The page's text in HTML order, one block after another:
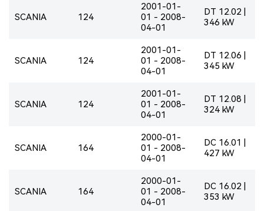
SCANIA 124
2001-01-
01 - 2008-
04-01
DT 12.02 |
346 kW
SCANIA 124
2001-01-
01 - 2008-
04-01
DT 12.06 |
345 kW
SCANIA 124
2001-01-
01 - 2008-
04-01
DT 12.08 |
324 kW
SCANIA 164
2000-01-
01 - 2008-
04-01
DC 16.01 |
427 kW
SCANIA 164
2000-01-
01 - 2008-
04-01
DC 16.02 |
353 kW